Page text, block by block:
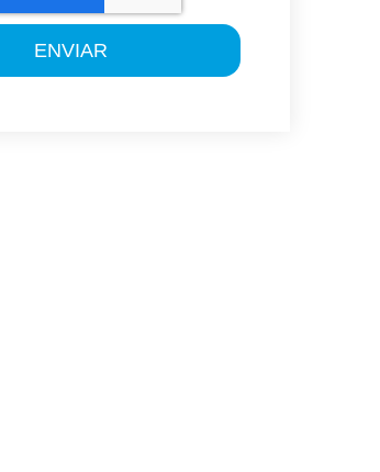
ENVIAR